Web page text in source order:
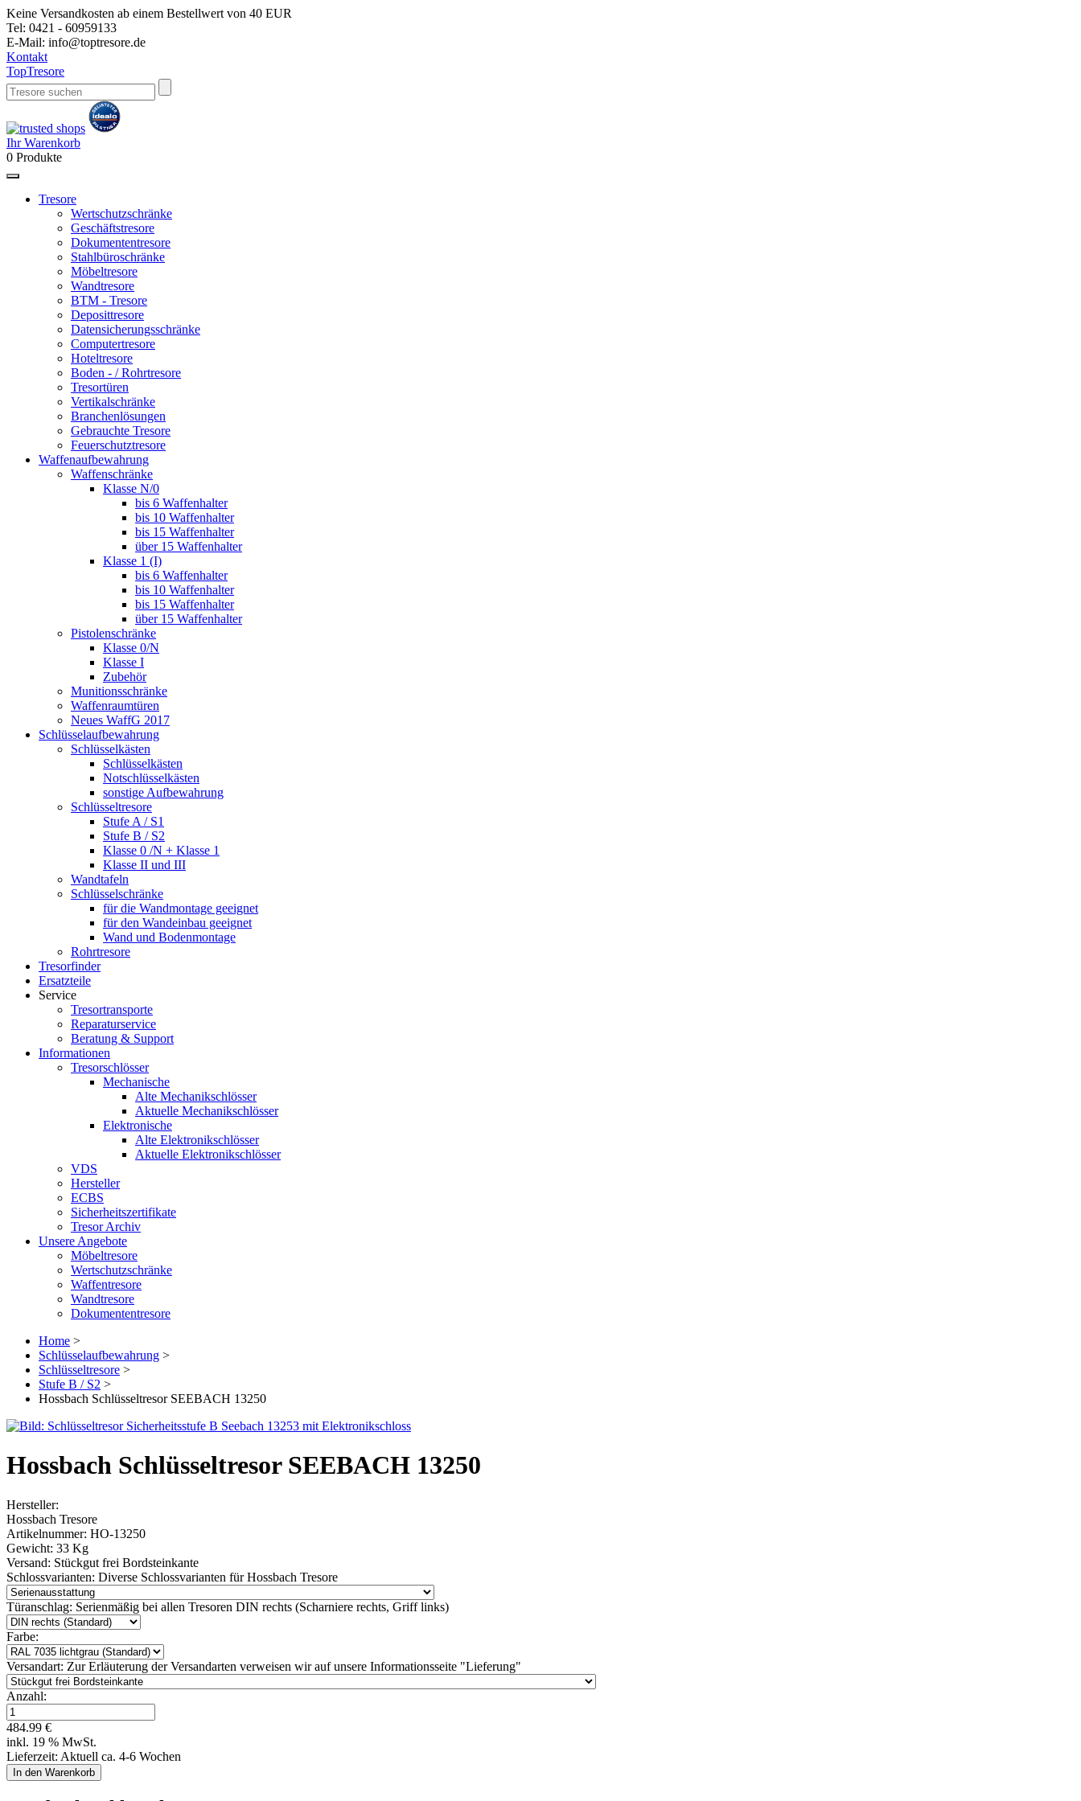
Keine Versandkosten ab einem Bestellwert von 40 EUR
Tel: 0421 - 60959133
E-Mail: info@toptresore.de
Kontakt
TopTresore
Ihr Warenkorb
0 Produkte
Tresore
Wertschutzschränke
Geschäftstresore
Dokumententresore
Stahlbüroschränke
Möbeltresore
Wandtresore
BTM - Tresore
Deposittresore
Datensicherungsschränke
Computertresore
Hoteltresore
Boden - / Rohrtresore
Tresortüren
Vertikalschränke
Branchenlösungen
Gebrauchte Tresore
Feuerschutztresore
Waffenaufbewahrung
Waffenschränke
Klasse N/0
bis 6 Waffenhalter
bis 10 Waffenhalter
bis 15 Waffenhalter
über 15 Waffenhalter
Klasse 1 (I)
bis 6 Waffenhalter
bis 10 Waffenhalter
bis 15 Waffenhalter
über 15 Waffenhalter
Pistolenschränke
Klasse 0/N
Klasse I
Zubehör
Munitionsschränke
Waffenraumtüren
Neues WaffG 2017
Schlüsselaufbewahrung
Schlüsselkästen
Schlüsselkästen
Notschlüsselkästen
sonstige Aufbewahrung
Schlüsseltresore
Stufe A / S1
Stufe B / S2
Klasse 0 /N + Klasse 1
Klasse II und III
Wandtafeln
Schlüsselschränke
für die Wandmontage geeignet
für den Wandeinbau geeignet
Wand und Bodenmontage
Rohrtresore
Tresorfinder
Ersatzteile
Service
Tresortransporte
Reparaturservice
Beratung & Support
Informationen
Tresorschlösser
Mechanische
Alte Mechanikschlösser
Aktuelle Mechanikschlösser
Elektronische
Alte Elektronikschlösser
Aktuelle Elektronikschlösser
VDS
Hersteller
ECBS
Sicherheitszertifikate
Tresor Archiv
Unsere Angebote
Möbeltresore
Wertschutzschränke
Waffentresore
Wandtresore
Dokumententresore
Home >
Schlüsselaufbewahrung >
Schlüsseltresore >
Stufe B / S2 >
Hossbach Schlüsseltresor SEEBACH 13250
Hossbach Schlüsseltresor SEEBACH 13250
Hersteller:
Hossbach Tresore
Artikelnummer: HO-13250
Gewicht: 33 Kg
Versand: Stückgut frei Bordsteinkante
Schlossvarianten: Diverse Schlossvarianten für Hossbach Tresore
Türanschlag: Serienmäßig bei allen Tresoren DIN rechts (Scharniere rechts, Griff links)
Farbe:
Versandart: Zur Erläuterung der Versandarten verweisen wir auf unsere Informationsseite "Lieferung"
Anzahl:
484.99 €
inkl. 19 % MwSt.
Lieferzeit: Aktuell ca. 4-6 Wochen